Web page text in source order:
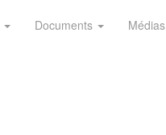
Documents Médias